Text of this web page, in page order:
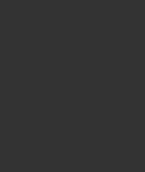
CORPORAL CACTUS BODY